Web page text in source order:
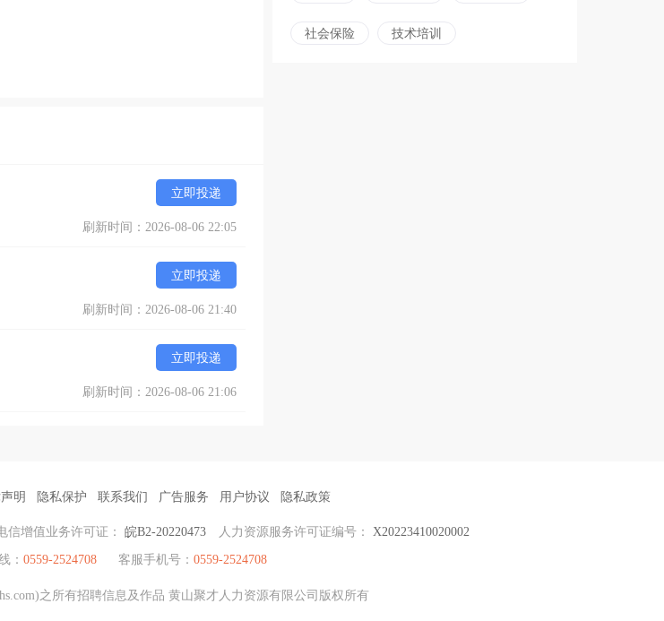
立即投递
刷新时间：2026-08-06 22:05
立即投递
刷新时间：2026-08-06 21:40
立即投递
刷新时间：2026-08-06 21:06
社会保险 技术培训
明 隐私保护 联系我们 广告服务 用户协议 隐私政策
信增值业务许可证： 皖B2-20220473 人力资源服务许可证编号： X20223410020002
： 0559-2524708 客服手机号： 0559-2524708
之所有招聘信息及作品 黄山聚才人力资源有限公司版权所有